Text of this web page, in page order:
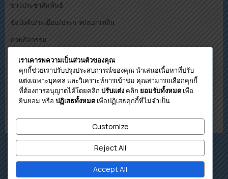
ข่าวประชาสัมพันธ์
ข้อบังคับ/ระเบียบ/ประกาศ/งบการเงิน
ภาพกิจกรรม
คณะกรรมการ
ดาวน์โหลด
โปรแกรมคำนวนวงเงินกู้เบื้องต้น
เราเคารพความเป็นส่วนตัวของคุณ
คุกกี้ช่วยเราปรับปรุงประสบการณ์ของคุณ นำเสนอเนื้อหาที่ปรับ
แต่งเฉพาะบุคคล และวิเคราะห์การเข้าชม คุณสามารถเลือกคุกกี้
ที่ต้องการอนุญาตได้โดยคลิก ปรับแต่ง คลิก ยอมรับทั้งหมด เพื่อ
ยินยอม หรือ ปฏิเสธทั้งหมด เพื่อปฏิเสธคุกกี้ที่ไม่จำเป็น
Customize
Reject All
Accept All